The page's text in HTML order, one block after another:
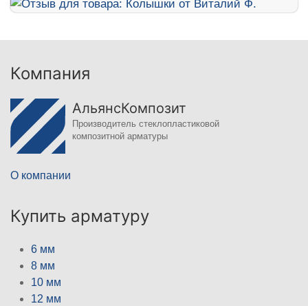
Компания
АльянсКомпозит
Производитель стеклопластиковой
композитной арматуры
О компании
Купить арматуру
6 мм
8 мм
10 мм
12 мм